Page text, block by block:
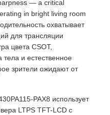
— a critical
in bright living room
охватывает
для трансляции
цвета CSOT,
и естественное
зрители ожидают от
PAX8 использует
LTPS TFT-LCD с